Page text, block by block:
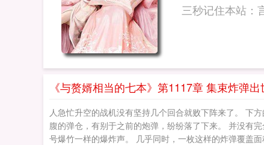
《与赘婿相当的七本》第1117章 集束炸弹出
人急忙升空的战机没有坚持几个回合就败下阵来了。 下
腹的弹仓，有别于之前的炮弹，纷纷落了下来。 并没有
号爆竹一样的爆炸声。 几乎同时，一枚这样的炸弹覆盖